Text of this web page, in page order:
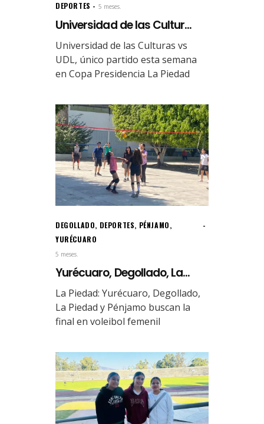
DEPORTES 5 meses.
Universidad de las Cultur...
Universidad de las Culturas vs
UDL, único partido esta semana
en Copa Presidencia La Piedad
DEGOLLADO, DEPORTES, PÉNJAMO,
YURÉCUARO
5 meses.
Yurécuaro, Degollado, La...
La Piedad: Yurécuaro, Degollado,
La Piedad y Pénjamo buscan la
final en voleibol femenil